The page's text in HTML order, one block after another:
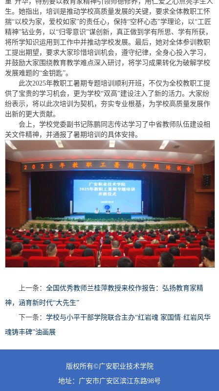
生。她指出，培训是推动学校高质量发展的关键，要求全体教职工怀
揣“以校为家，爱校如家”的责任心，保持“空杯心态”学理论，以“工匠
精神”钻业务，以“归零意识”谋创新，真正做到学有所思、学有所获，
将所学知识运用到工作中并推动学校发展。最后，她对全体参训教职
工提出期望，要求大家珍惜培训机会，遵守纪律，全身心投入学习，
并鼓励大家围绕教育教学难点深入研讨，将学习成果转化为破解学校
发展难题的“金钥匙”。
此次2025年教职工暑期专题培训顺利开班，不仅为全校教职工提
供了宝贵的学习机会，更为学校“双高”建设注入了新的活力。大家纷
纷表示，将以此次培训为契机，夯实专业根基，为学校高质量发展作
出新的更大贡献。
会上，学校党委副书记陈鹏同志传达学习了中省教师队伍建设相
关文件精神，并通报了暑期培训的具体安排。
上一条： 全国优秀教师兰桂萍教授来校作报告：弘扬教育家精
神，涵育新时代“大先生”
下一条： 学校与小平干部学院联合主办“红岩魂 家国情·红岩风华
魂铸丰碑”油画展
版权所有©广安职业技术学院
地址：广安市广安区滨江东路98号